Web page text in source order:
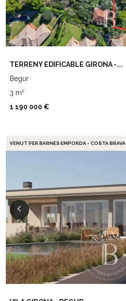
TERRENY EDIFICABLE GIRONA -...
Begur
3 m²
1 190 000 €
VENUT PER BARNES EMPORDA - COSTA BRAVA